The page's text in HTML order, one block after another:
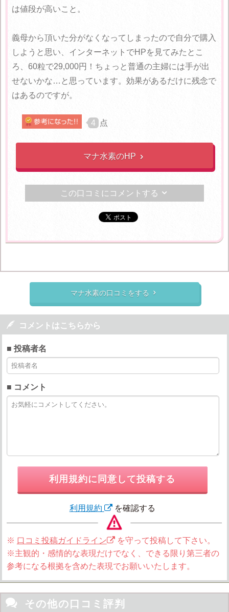
は値段が高いこと。
義母から頂いた分がなくなってしまったので自分で購入
しようと思い、インターネットでHPを見てみたとこ
ろ、60粒で29,000円！ちょっと普通の主婦には手が出
せないかな…と思っています。効果があるだけに残念で
はあるのですが。
4 点
マナ水素のHP 
この口コミにコメントする 
マナ水素の口コミをする 
 コメントはこちらから
■ 投稿者名
■ コメント
利用規約に同意して投稿する
利用規約 を確認する
※ 口コミ投稿ガイドライン
を守って投稿して下さい。
※主観的・感情的な表現だけでなく、できる限り第三者の
参考になる根拠を含めた表現でお願いいたします。
 その他の口コミ評判